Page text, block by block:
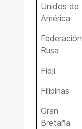
Unidos de
América
Federación
Rusa
Fidji
Filipinas
Gran
Bretaña